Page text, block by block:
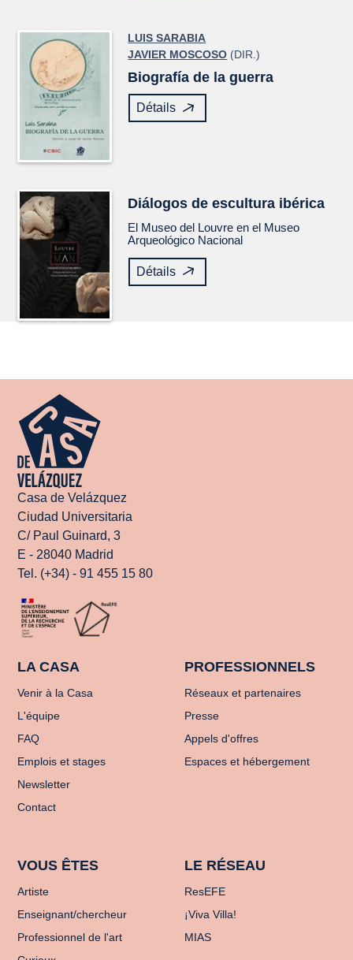
LUIS SARABIA
JAVIER MOSCOSO (DIR.)
Biografía de la guerra
Détails
Diálogos de escultura ibérica
El Museo del Louvre en el Museo
Arqueológico Nacional
Détails
Casa de Velázquez
Ciudad Universitaria
C/ Paul Guinard, 3
E - 28040 Madrid
Tel. (+34) - 91 455 15 80
LA CASA
Venir à la Casa
L'équipe
FAQ
Emplois et stages
Newsletter
Contact
PROFESSIONNELS
Réseaux et partenaires
Presse
Appels d'offres
Espaces et hébergement
VOUS ÊTES
Artiste
Enseignant/chercheur
Professionnel de l'art
LE RÉSEAU
ResEFE
¡Viva Villa!
MIAS